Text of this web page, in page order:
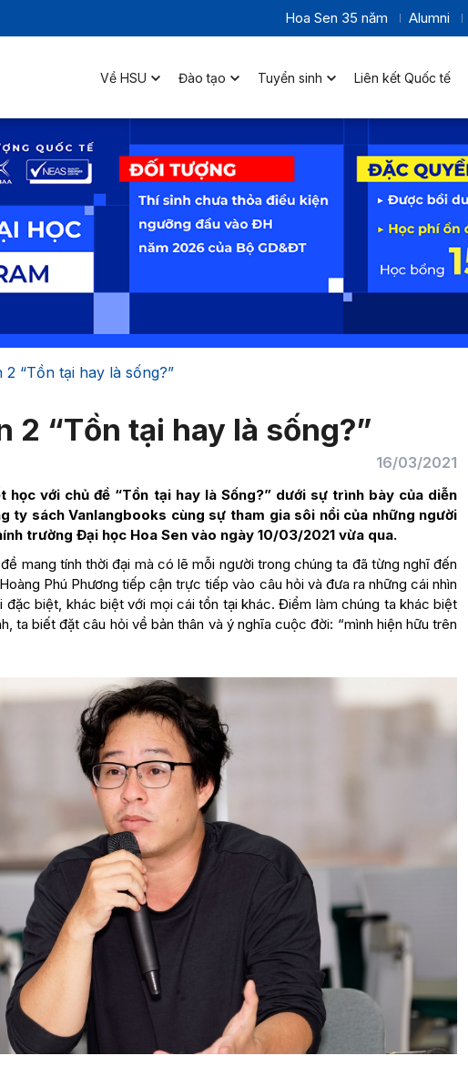
Hoa Sen 35 năm Alumni
Về HSU Đào tạo Tuyển sinh Liên kết Quốc tế
“Tồn tại hay là sống?”
2 “Tồn tại hay là sống?”
16/03/2021
học với chủ đề “Tồn tại hay là Sống?” dưới sự trình bày của diễn
ty sách Vanlangbooks cùng sự tham gia sôi nổi của những người
trường Đại học Hoa Sen vào ngày 10/03/2021 vừa qua.
mang tính thời đại mà có lẽ mỗi người trong chúng ta đã từng nghĩ đến
Phú Phương tiếp cận trực tiếp vào câu hỏi và đưa ra những cái nhìn
đặc biệt, khác biệt với mọi cái tồn tại khác. Điểm làm chúng ta khác biệt
ta biết đặt câu hỏi về bản thân và ý nghĩa cuộc đời: “mình hiện hữu trên